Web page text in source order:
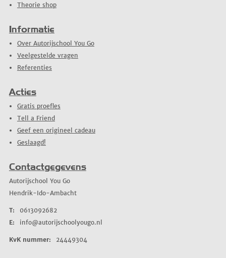
Theorie shop
Informatie
Over Autorijschool You Go
Veelgestelde vragen
Referenties
Acties
Gratis proefles
Tell a Friend
Geef een origineel cadeau
Geslaagd!
Contactgegevens
Autorijschool You Go
Hendrik-Ido-Ambacht
T:
0613092682
E:
info@autorijschoolyougo.nl
KvK nummer: 24449304